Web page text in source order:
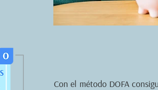
Con el método DOFA